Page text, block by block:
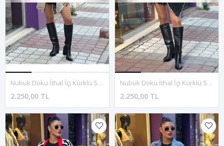
Nubuk Doku İthal İçi Kürklü Salaş Yelek-Krem
2.250,00 TL
Nubuk Doku İthal İçi Kürklü Salaş Yelek-Siyah
2.250,00 TL